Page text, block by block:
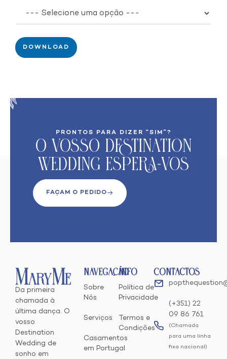
DOWNLOAD
PRONTOS PARA DIZER “SIM”?
O VoSso Destination
Wedding Espera-vos
FAÇAM O PEDIDO
Da primeira
chamada à
última dança. O
vosso
Destination
Wedding de
sonho em
Navegação
Sobre
Nós
Serviços
Casamentos
em Portugal
Info
Política de
Privacidade
Termos e
Condições
Contactos
(+351) 22
09 86 761
(Chamada
para uma linha
fixa nacional)